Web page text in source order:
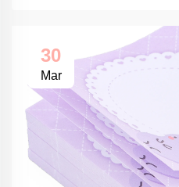
30
Mar